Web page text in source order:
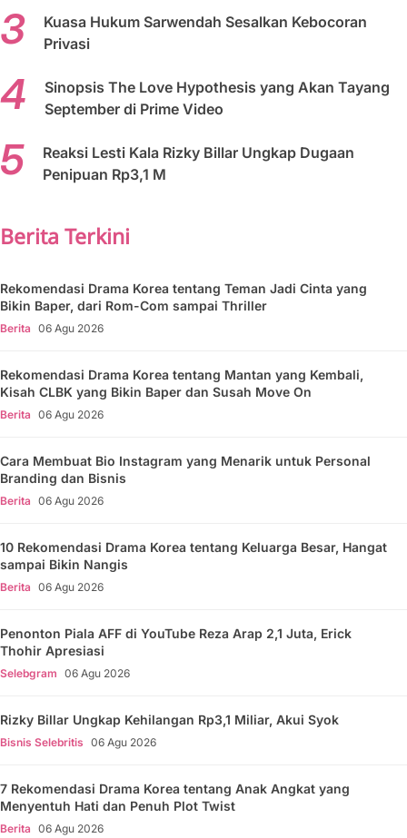
Kuasa Hukum Sarwendah Sesalkan Kebocoran
Privasi
Sinopsis The Love Hypothesis yang Akan Tayang
September di Prime Video
Reaksi Lesti Kala Rizky Billar Ungkap Dugaan
Penipuan Rp3,1 M
Berita Terkini
Rekomendasi Drama Korea tentang Teman Jadi Cinta yang
Bikin Baper, dari Rom-Com sampai Thriller
Berita 06 Agu 2026
Rekomendasi Drama Korea tentang Mantan yang Kembali,
Kisah CLBK yang Bikin Baper dan Susah Move On
Berita 06 Agu 2026
Cara Membuat Bio Instagram yang Menarik untuk Personal
Branding dan Bisnis
Berita 06 Agu 2026
10 Rekomendasi Drama Korea tentang Keluarga Besar, Hangat
sampai Bikin Nangis
Berita 06 Agu 2026
Penonton Piala AFF di YouTube Reza Arap 2,1 Juta, Erick
Thohir Apresiasi
Selebgram 06 Agu 2026
Rizky Billar Ungkap Kehilangan Rp3,1 Miliar, Akui Syok
Bisnis Selebritis 06 Agu 2026
7 Rekomendasi Drama Korea tentang Anak Angkat yang
Menyentuh Hati dan Penuh Plot Twist
Berita 06 Agu 2026